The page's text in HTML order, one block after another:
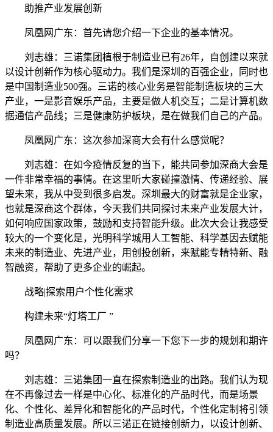
助推产业发展创新
凤凰网广东：首先请您介绍一下企业的基本情况。
刘志雄：三诺集团植根于制造业已有26年，自创建以来就
以设计创新作为核心驱动力。我们是深圳的百强企业，同时也
是中国制造业500强。三诺的核心业务是智能制造板块的三大
产业，一是影音娱乐产品，主要是做人机交互；二是计算机数
据通信产品线；三是健康防护板块，是在做我们自己的产品。
凤凰网广东：这次参加深商大会有什么感觉呢？
刘志雄：在如今疫情反复的当下，能共同参加深商大会是
一件非常幸福的事情。在这里听大家碰撞激情、传递经验、展
望未来，我从中受到很多启发。深圳最大的财富就是企业家，
也就是深商这个群体，今天我们共同探讨未来产业发展大计，
如何响应国家政策，鼓励和支持智能升级。此次大会让我感受
较大的一个变化是，光明科学城用人工智能、科学基因去赋能
未来的制造业、先进产业，用创投创新，来赋能专精特新、融
智融资，帮助了更多企业的崛起。
战略|探索用户个性化需求
构建未来“灯塔工厂 ”
凤凰网广东：可以跟我们分享一下您下一步的规划和期许
吗？
刘志雄：三诺集团一直在探索制造业的出路。我们认为现
在不再像过去一样是中心化、标准化的产品时代，而是场景
化、个性化、差异化和智能化的产品时代，个性化定制将引领
制造业高质量发展。所以三诺正在链接创新力，以设计创新、